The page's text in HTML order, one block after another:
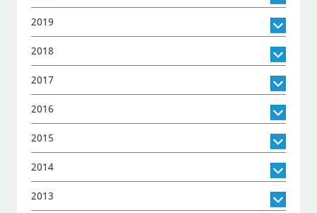
2019
2018
2017
2016
2015
2014
2013